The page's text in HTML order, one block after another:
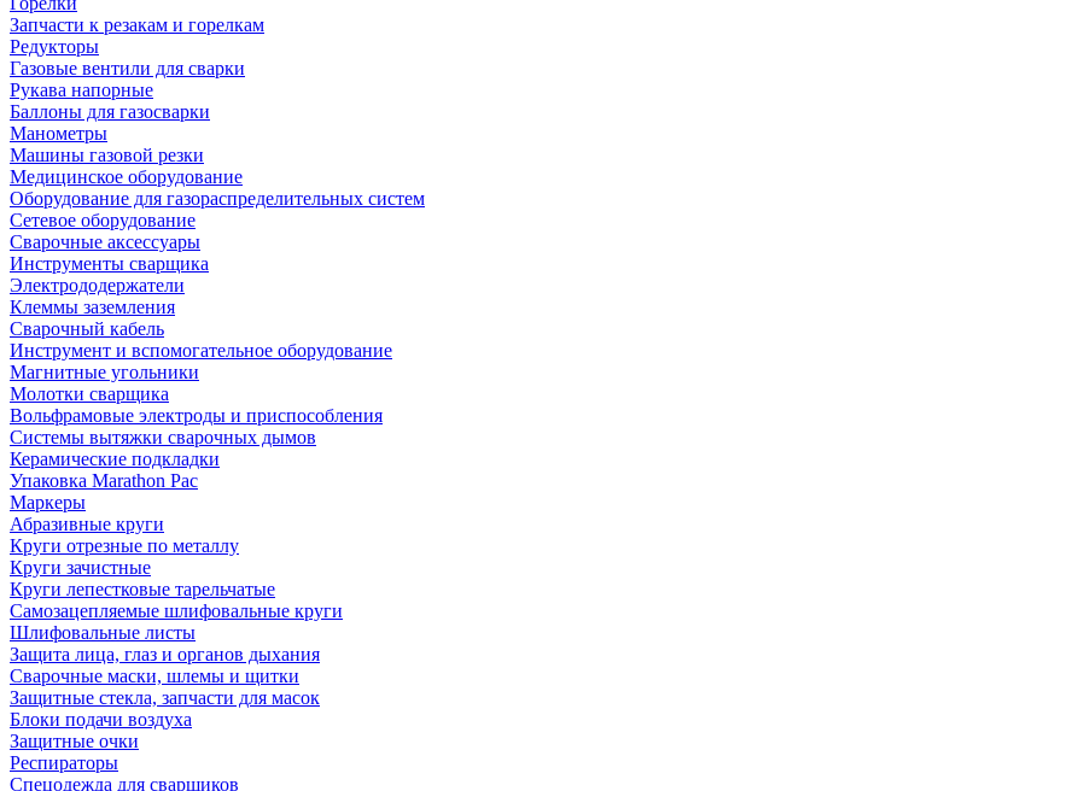
Запчасти к резакам и горелкам
Редукторы
Газовые вентили для сварки
Рукава напорные
Баллоны для газосварки
Манометры
Машины газовой резки
Медицинское оборудование
Оборудование для газораспределительных систем
Сетевое оборудование
Сварочные аксессуары
Инструменты сварщика
Электрододержатели
Клеммы заземления
Сварочный кабель
Инструмент и вспомогательное оборудование
Магнитные угольники
Молотки сварщика
Вольфрамовые электроды и приспособления
Системы вытяжки сварочных дымов
Керамические подкладки
Упаковка Marathon Pac
Маркеры
Абразивные круги
Круги отрезные по металлу
Круги зачистные
Круги лепестковые тарельчатые
Самозацепляемые шлифовальные круги
Шлифовальные листы
Защита лица, глаз и органов дыхания
Сварочные маски, шлемы и щитки
Защитные стекла, запчасти для масок
Блоки подачи воздуха
Защитные очки
Респираторы
Спецодежда для сварщиков